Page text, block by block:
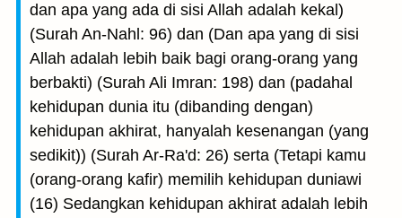
dan apa yang ada di sisi Allah adalah kekal)
(Surah An-Nahl: 96) dan (Dan apa yang di sisi
Allah adalah lebih baik bagi orang-orang yang
berbakti) (Surah Ali Imran: 198) dan (padahal
kehidupan dunia itu (dibanding dengan)
kehidupan akhirat, hanyalah kesenangan (yang
sedikit)) (Surah Ar-Ra'd: 26) serta (Tetapi kamu
(orang-orang kafir) memilih kehidupan duniawi
(16) Sedangkan kehidupan akhirat adalah lebih